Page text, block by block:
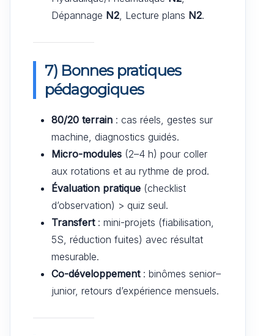
Dépannage N2 , Lecture plans N2.
7) Bonnes pratiques
pédagogiques
80/20 terrain : cas réels, gestes sur
machine, diagnostics guidés.
Micro-modules (2–4 h) pour coller
aux rotations et au rythme de prod.
Évaluation pratique (checklist
d’observation) > quiz seul.
Transfert: mini-projets (fiabilisation,
5S, réduction fuites) avec résultat
mesurable.
Co-développement: binômes senior–
junior, retours d’expérience mensuels.